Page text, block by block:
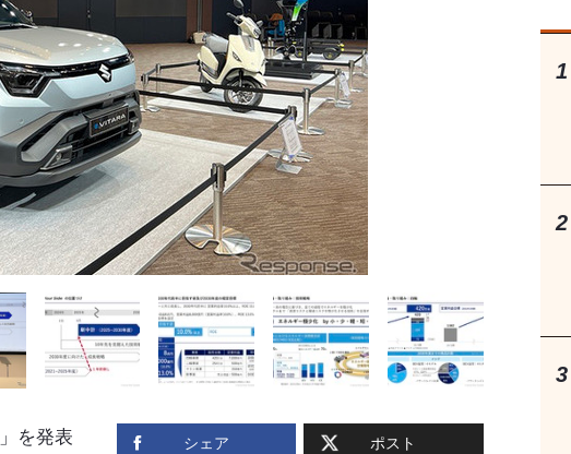
シェア ポスト
」を発表